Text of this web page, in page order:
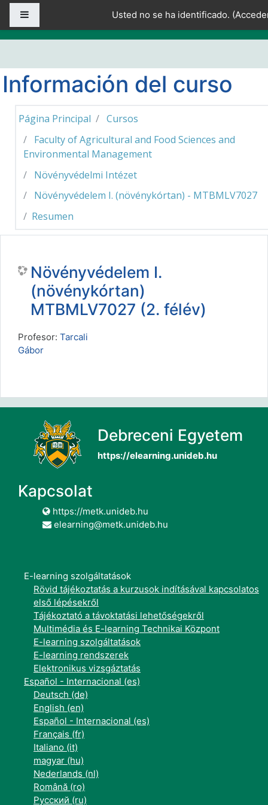
Salta al contenido principal
Usted no se ha identificado. (
Información del curso
Página Principal
Cursos
Faculty of Agricultural and Food Sciences and
Environmental Management
Növényvédelmi Intézet
Növényvédelem I. (növénykórtan) - MTBMLV7027
Resumen
Növényvédelem I.
(növénykórtan)
MTBMLV7027 (2. félév)
Profesor: Tarcali
Gábor
Debreceni Egyetem
https://elearning.unideb.hu
Kapcsolat
https://metk.unideb.hu
elearning@metk.unideb.hu
E-learning szolgáltatások
Rövid tájékoztatás a kurzusok indításával kapcsolatos
első lépésekről
Tájékoztató a távoktatási lehetőségekről
Multimédia és E-learning Technikai Központ
E-learning szolgáltatások
E-learning rendszerek
Elektronikus vizsgáztatás
Español - Internacional ‎(es)‎
Deutsch ‎(de)‎
English ‎(en)‎
Español - Internacional ‎(es)‎
Français ‎(fr)‎
Italiano ‎(it)‎
magyar ‎(hu)‎
Nederlands ‎(nl)‎
Română ‎(ro)‎
Русский ‎(ru)‎